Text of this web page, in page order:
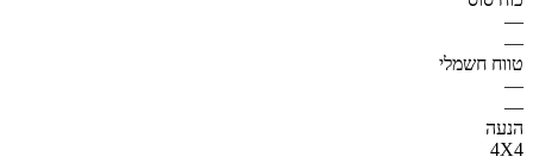
—
—
טווח חשמלי
—
—
הנעה
4X4